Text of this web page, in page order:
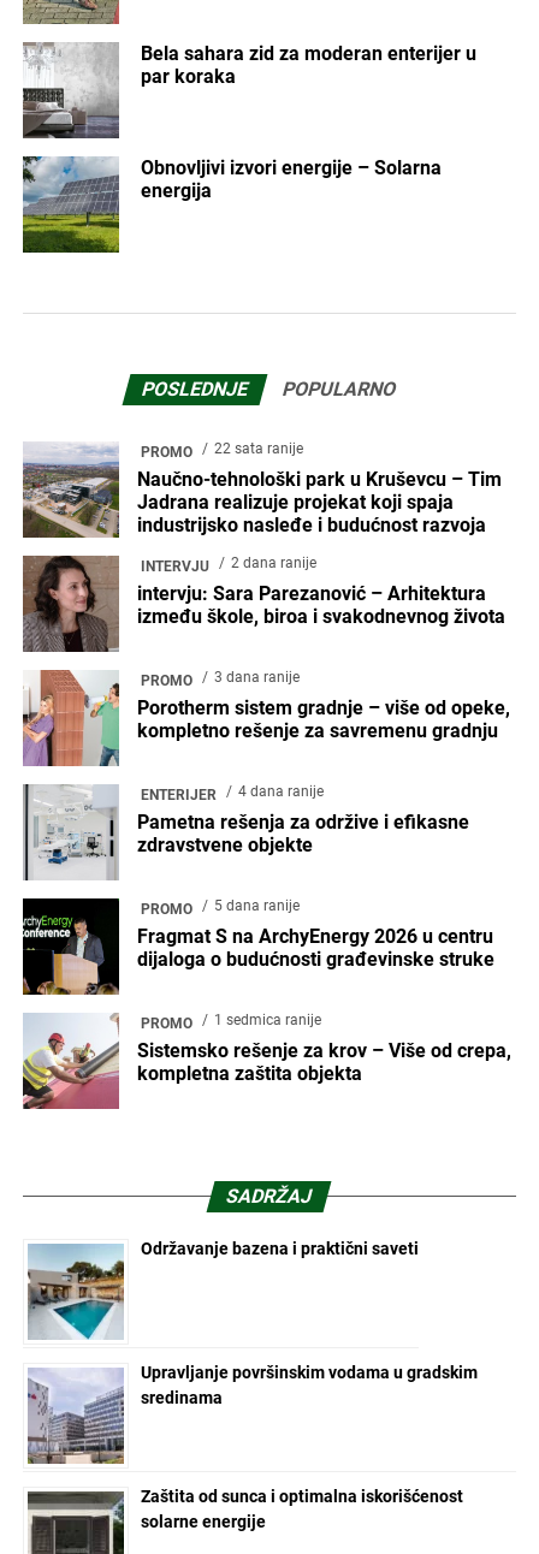
Bela sahara zid za moderan enterijer u
par koraka
Obnovljivi izvori energije – Solarna
energija
POSLEDNJE POPULARNO
PROMO 22 sata ranije
Naučno-tehnološki park u Kruševcu – Tim
Jadrana realizuje projekat koji spaja
industrijsko nasleđe i budućnost razvoja
INTERVJU 2 dana ranije
intervju: Sara Parezanović – Arhitektura
između škole, biroa i svakodnevnog života
PROMO 3 dana ranije
Porotherm sistem gradnje – više od opeke,
kompletno rešenje za savremenu gradnju
ENTERIJER 4 dana ranije
Pametna rešenja za održive i efikasne
zdravstvene objekte
PROMO 5 dana ranije
Fragmat S na ArchyEnergy 2026 u centru
dijaloga o budućnosti građevinske struke
PROMO 1 sedmica ranije
Sistemsko rešenje za krov – Više od crepa,
kompletna zaštita objekta
SADRŽAJ
Održavanje bazena i praktični saveti
Upravljanje površinskim vodama u gradskim
sredinama
Zaštita od sunca i optimalna iskorišćenost
solarne energije